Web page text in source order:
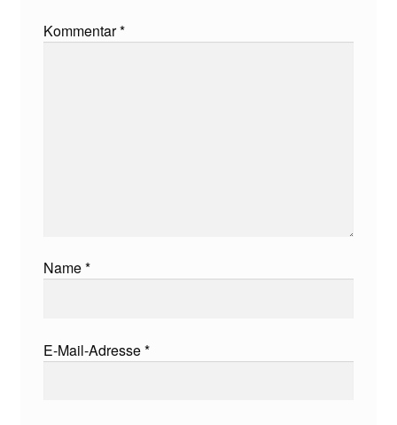
Kommentar*
Name*
E-Mail-Adresse*